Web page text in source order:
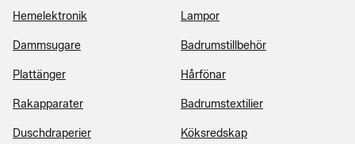
Hemelektronik Lampor
Dammsugare Badrumstillbehör
Plattänger Hårfönar
Rakapparater Badrumstextilier
Duschdraperier Köksredskap